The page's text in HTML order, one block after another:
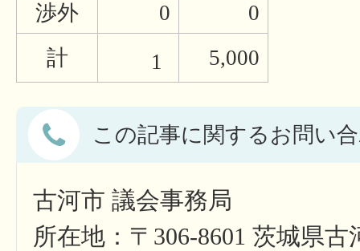
渉外
0
0
計
1 5,000
この記事に関するお問い
古河市 議会事務局
所在地：〒306-8601 茨城県